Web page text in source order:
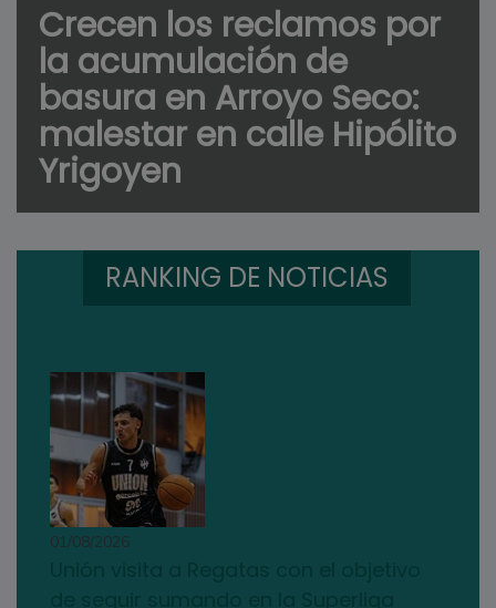
Crecen los reclamos por
la acumulación de
basura en Arroyo Seco:
malestar en calle Hipólito
Yrigoyen
RANKING DE NOTICIAS
01/08/2026